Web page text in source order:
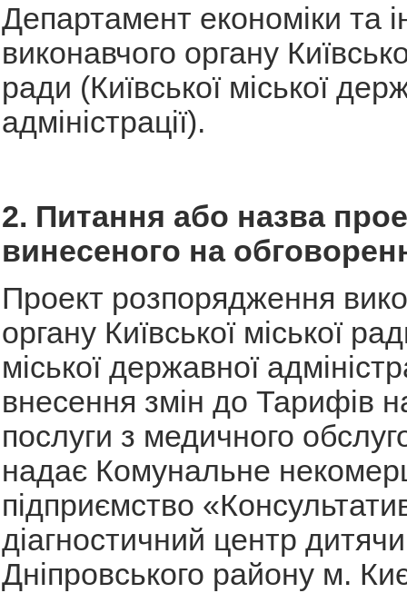
Департамент економіки та
виконавчого органу
ради (Київської міської
адміністрації).
2. Питання або назва
винесеного на
Проект розпорядження
органу Київської міської
міської державної
внесення змін до Тарифів
послуги з медичного
надає Комунальне
підприємство
діагностичний центр
Дніпровського району м.